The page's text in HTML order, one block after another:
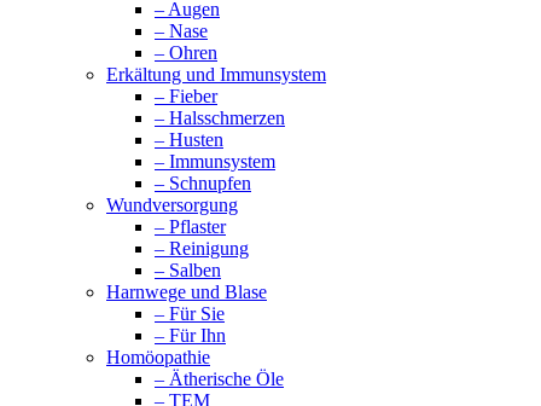
– Augen
– Nase
– Ohren
Erkältung und Immunsystem
– Fieber
– Halsschmerzen
– Husten
– Immunsystem
– Schnupfen
Wundversorgung
– Pflaster
– Reinigung
– Salben
Harnwege und Blase
– Für Sie
– Für Ihn
Homöopathie
– Ätherische Öle
– TEM